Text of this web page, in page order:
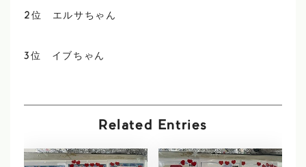
2位 エルサちゃん
3位 イブちゃん
Related Entries